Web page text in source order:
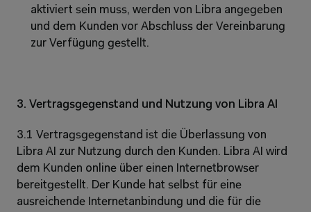
aktiviert sein muss, werden von Libra angegeben
und dem Kunden vor Abschluss der Vereinbarung
zur Verfügung gestellt.
3. Vertragsgegenstand und Nutzung von Libra AI
3.1 Vertragsgegenstand ist die Überlassung von
Libra AI zur Nutzung durch den Kunden. Libra AI wird
dem Kunden online über einen Internetbrowser
bereitgestellt. Der Kunde hat selbst für eine
ausreichende Internetanbindung und die für die